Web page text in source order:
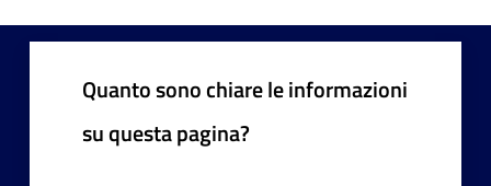
Quanto sono chiare le informazioni
su questa pagina?